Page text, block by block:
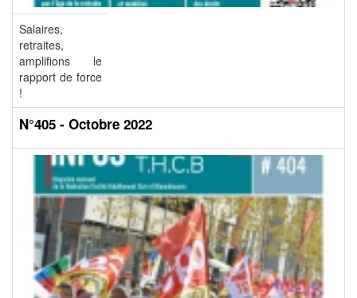
Salaires,
retraites,
amplifions le
rapport de force
!
N°405 - Octobre 2022